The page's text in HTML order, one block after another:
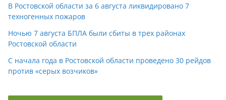
В Ростовской области за 6 августа ликвидировано 7
техногенных пожаров
Ночью 7 августа БПЛА были сбиты в трех районах
Ростовской области
С начала года в Ростовской области проведено 30 рейдов
против «серых возчиков»